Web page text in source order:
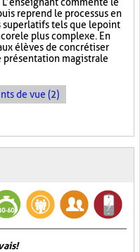
reprend le processus en
superlatifs tels que le point
le plus complexe. En
élèves de concrétiser
présentation magistrale
de vue (2)